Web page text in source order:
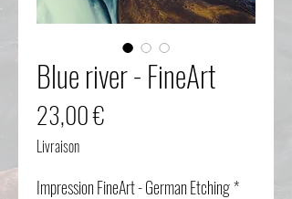
Blue river - FineArt
23,00 €
Livraison
Impression FineArt - German Etching*